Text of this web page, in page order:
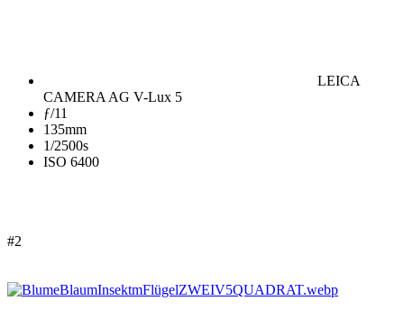
LEICA
CAMERA AG V-Lux 5
ƒ/11
135mm
1/2500s
ISO 6400
#2